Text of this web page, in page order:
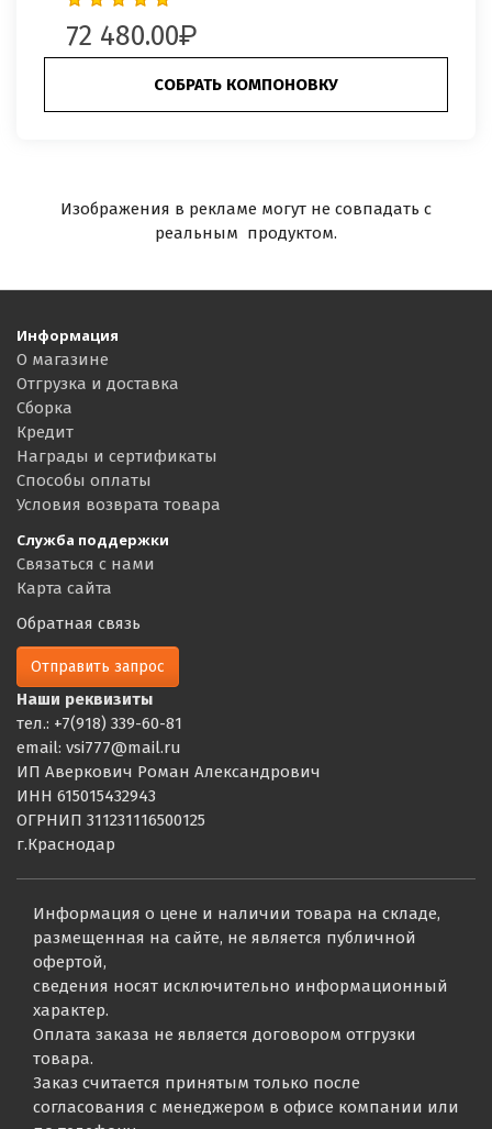
72 480.00
СОБРАТЬ КОМПОНОВКУ
Изображения в рекламе могут не совпадать с
реальным продуктом.
Информация
О магазине
Отгрузка и доставка
Сборка
Кредит
Награды и сертификаты
Способы оплаты
Условия возврата товара
Служба поддержки
Связаться с нами
Карта сайта
Обратная связь
Отправить запрос
Наши реквизиты
тел.: +7(918) 339-60-81
email: vsi777@mail.ru
ИП Аверкович Роман Александрович
ИНН 615015432943
ОГРНИП 311231116500125
г.Краснодар
Информация о цене и наличии товара на складе,
размещенная на сайте, не является публичной
офертой,
сведения носят исключительно информационный
характер.
Оплата заказа не является договором отгрузки
товара.
Заказ считается принятым только после
согласования с менеджером в офисе компании или